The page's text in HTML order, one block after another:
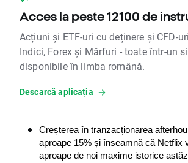
Acces la peste 12100 de
Acțiuni și ETF-uri cu deținere și CFD-
Indici, Forex și Mărfuri - toate într-un
disponibile în limba română.
Descarcă aplicația
Creșterea în tranzacționarea
aproape 15% și înseamnă că Netflix
aproape de noi maxime istorice